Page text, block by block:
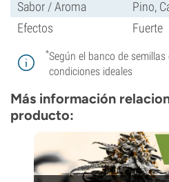
Sabor / Aroma
Pino,
Efectos
Fuerte
*Según el banco de
condiciones ideales
Más información
producto: